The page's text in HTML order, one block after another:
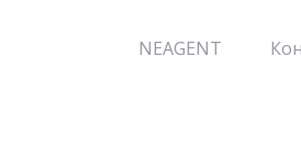
NEAGENT